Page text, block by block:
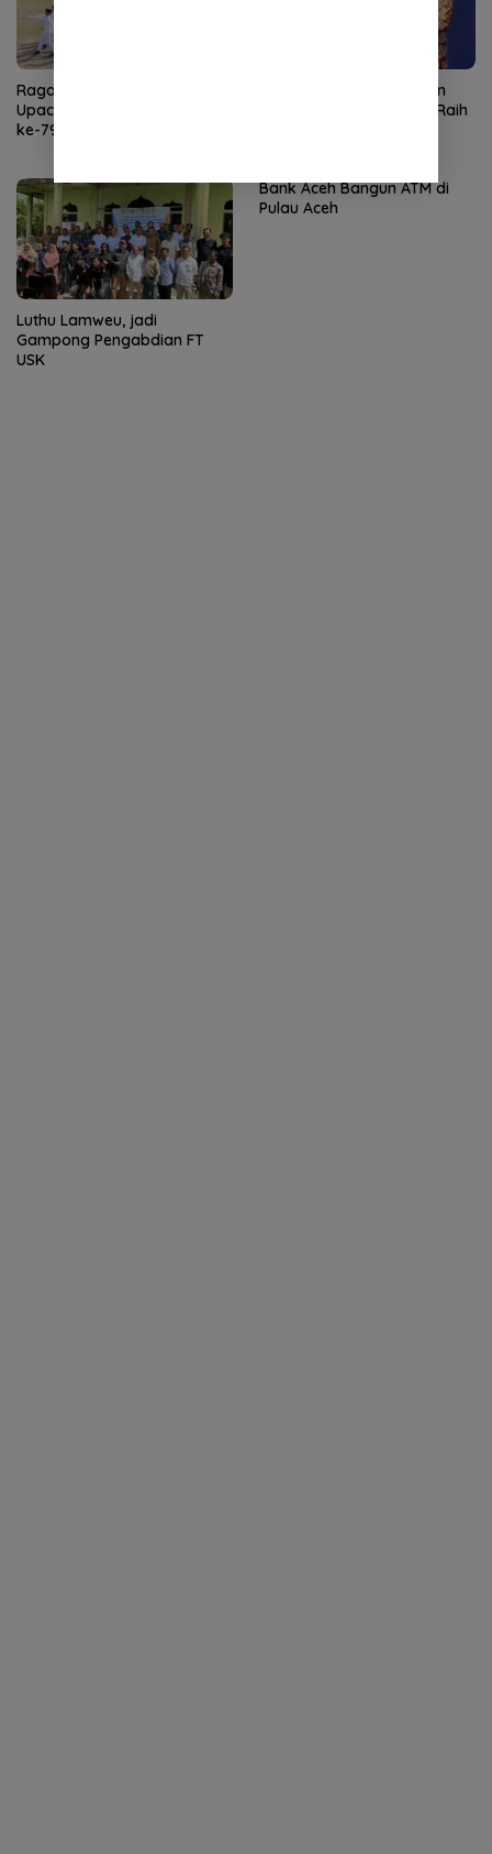
Ragam Atraksi Rangkai
Upacara Peringatan HUT RI
ke-79 di Kota Sabang
Komitmen Kampanyekan
Anti Korupsi, Bank Aceh Raih
Luthu Lamweu, jadi
Gampong Pengabdian FT
USK
Bank Aceh Bangun ATM di
Pulau Aceh